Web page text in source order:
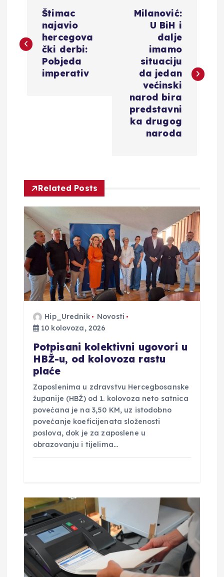
v
a
o
b
Štimac
najavio
hercegova
čki derbi:
Pobjeda
imperativ
Milanović:
U BiH i
dalje
imamo
situaciju
da jedan
većinski
narod bira
predstavni
ka drugog
naroda
Related Posts
Hip_Urednik
Novosti
10 kolovoza, 2026
Potpisani kolektivni ugovori u
HBŽ-u, od kolovoza rastu
plaće
Zaposlenima u zdravstvu Hercegbosanske
županije (HBŽ) od 1. kolovoza neto satnica
povećana je na 3,50 KM, uz istodobno
povećanje koeficijenata složenosti
poslova, dok je za zaposlene u
obrazovanju i tijelima…